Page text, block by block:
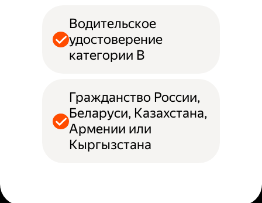
Водительское
удостоверение
категории B
Гражданство России,
Беларуси, Казахстана,
Армении или
Кыргызстана